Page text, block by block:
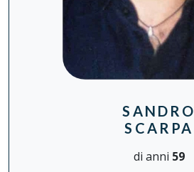
SANDRO
SCARPA
di anni 59